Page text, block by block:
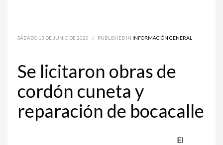
SÁBADO 13 DE JUNIO DE 2020 / PUBLISHED IN INFORMACIÓN GENERAL
Se licitaron obras de
cordón cuneta y
reparación de bocacalle
El